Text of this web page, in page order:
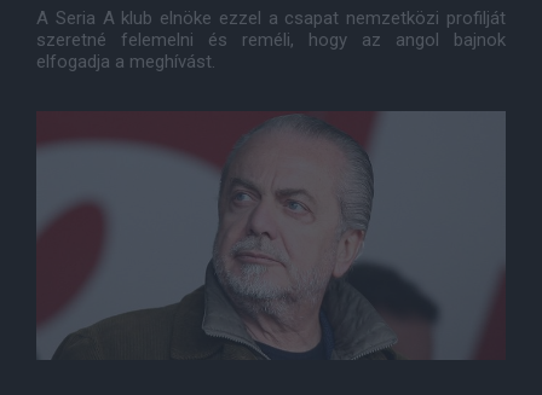
A Seria A klub elnöke ezzel a csapat nemzetközi profilját
szeretné felemelni és reméli, hogy az angol bajnok
elfogadja a meghívást.